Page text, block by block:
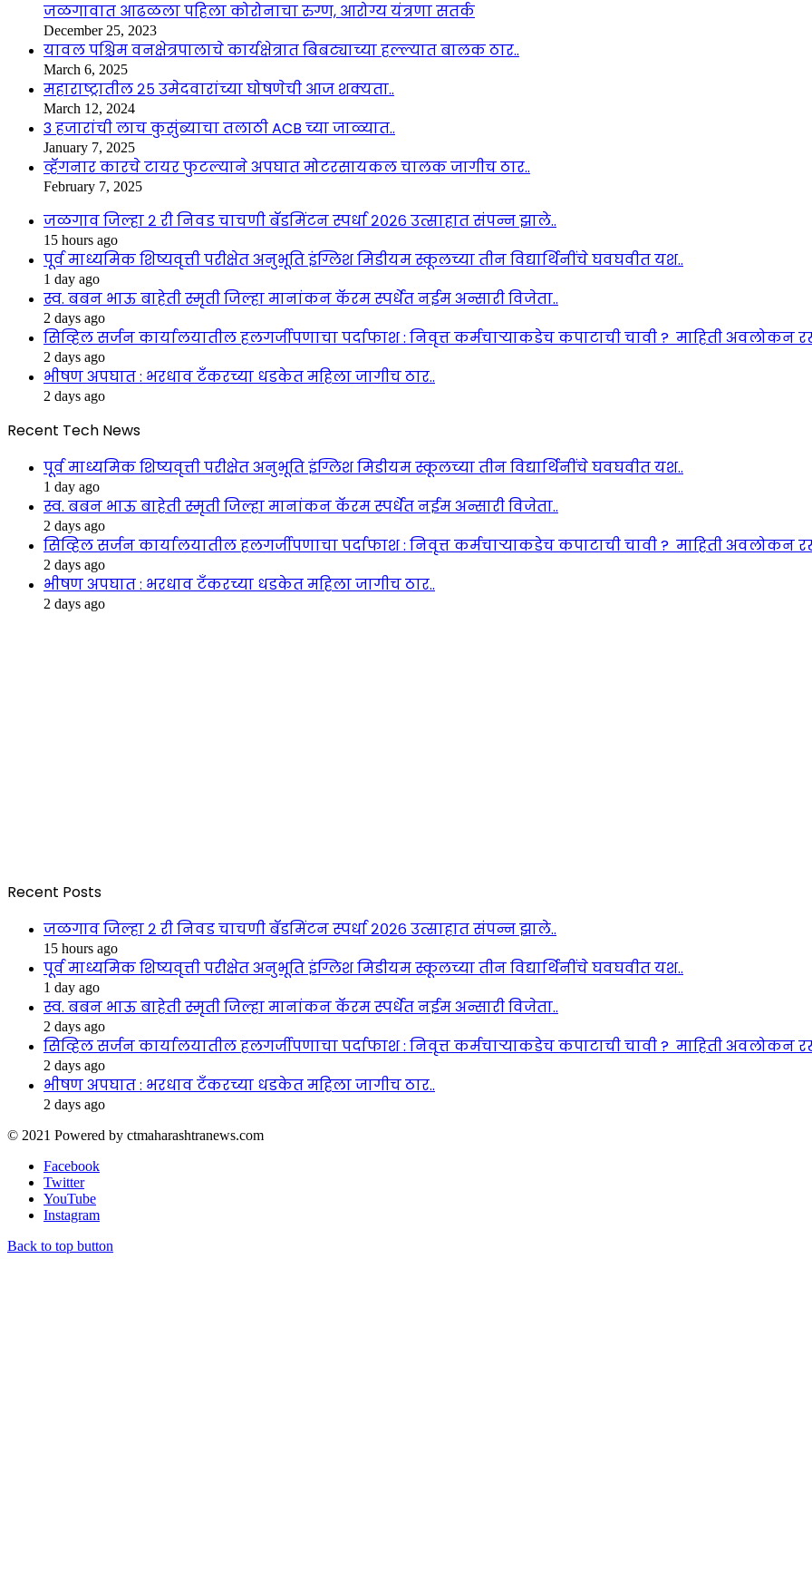
जळगावात आढळला पहिला कोरोनाचा रुग्ण, आरोग्य यंत्रणा सतर्क
December 25, 2023
यावल पश्चिम वनक्षेत्रपालाचे कार्यक्षेत्रात बिबट्याच्या हल्ल्यात बालक ठार..
March 6, 2025
महाराष्ट्रातील २५ उमेदवारांच्या घोषणेची आज शक्यता..
March 12, 2024
3 हजारांची लाच कुसुंब्याचा तलाठी ACB च्या जाळ्यात..
January 7, 2025
व्हॅगनार कारचे टायर फुटल्याने अपघात मोटरसायकल चालक जागीच ठार..
February 7, 2025
जळगाव जिल्हा २ री निवड चाचणी बॅडमिंटन स्पर्धा २०२६ उत्साहात संपन्न झाले..
15 hours ago
पूर्व माध्यमिक शिष्यवृत्ती परीक्षेत अनुभूति इंग्लिश मिडीयम स्कूलच्या तीन विद्यार्थिनींचे घवघवीत यश..
1 day ago
स्व. बबन भाऊ बाहेती स्मृती जिल्हा मानांकन कॅरम स्पर्धेत नईम अन्सारी विजेता..
2 days ago
सिव्हिल सर्जन कार्यालयातील हलगर्जीपणाचा पर्दाफाश : निवृत्त कर्मचाऱ्याकडेच कपाटाची चावी ? माहिती अवलोकन
2 days ago
भीषण अपघात : भरधाव टँकरच्या धडकेत महिला जागीच ठार..
2 days ago
Recent Tech News
पूर्व माध्यमिक शिष्यवृत्ती परीक्षेत अनुभूति इंग्लिश मिडीयम स्कूलच्या तीन विद्यार्थिनींचे घवघवीत यश..
1 day ago
स्व. बबन भाऊ बाहेती स्मृती जिल्हा मानांकन कॅरम स्पर्धेत नईम अन्सारी विजेता..
2 days ago
सिव्हिल सर्जन कार्यालयातील हलगर्जीपणाचा पर्दाफाश : निवृत्त कर्मचाऱ्याकडेच कपाटाची चावी ? माहिती अवलोकन
2 days ago
भीषण अपघात : भरधाव टँकरच्या धडकेत महिला जागीच ठार..
2 days ago
Recent Posts
जळगाव जिल्हा २ री निवड चाचणी बॅडमिंटन स्पर्धा २०२६ उत्साहात संपन्न झाले..
15 hours ago
पूर्व माध्यमिक शिष्यवृत्ती परीक्षेत अनुभूति इंग्लिश मिडीयम स्कूलच्या तीन विद्यार्थिनींचे घवघवीत यश..
1 day ago
स्व. बबन भाऊ बाहेती स्मृती जिल्हा मानांकन कॅरम स्पर्धेत नईम अन्सारी विजेता..
2 days ago
सिव्हिल सर्जन कार्यालयातील हलगर्जीपणाचा पर्दाफाश : निवृत्त कर्मचाऱ्याकडेच कपाटाची चावी ? माहिती अवलोकन
2 days ago
भीषण अपघात : भरधाव टँकरच्या धडकेत महिला जागीच ठार..
2 days ago
© 2021 Powered by ctmaharashtranews.com
Facebook
Twitter
YouTube
Instagram
Back to top button